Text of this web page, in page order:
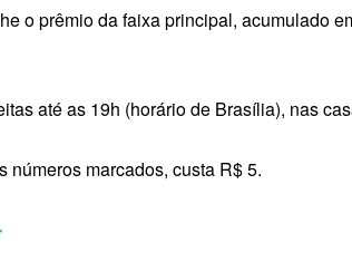
o prêmio da faixa principal, acumulado
até as 19h (horário de Brasília), nas
números marcados, custa R$ 5.